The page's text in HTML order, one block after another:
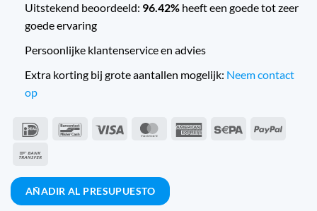
Uitstekend beoordeeld: 96.42% heeft een goede tot zeer
goede ervaring
Persoonlijke klantenservice en advies
Extra korting bij grote aantallen mogelijk: Neem contact
op
IDeal BancontactVisa MasterCardAmerican Sepa
PayPal
AÑADIR AL PRESUPUESTO